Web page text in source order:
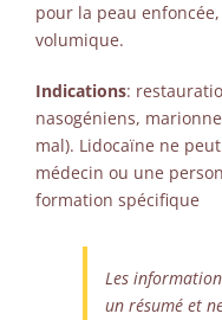
pour la peau
volumique.
Indications:
nasogéniens,
mal). Lidocaïne ne
médecin ou une
formation spécifique
Les
un résumé et